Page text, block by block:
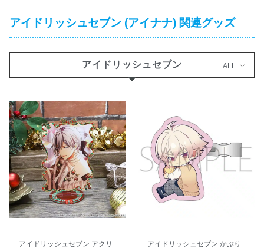
アイドリッシュセブン (アイナナ) 関連グッズ
アイドリッシュセブン ALL
アイドリッシュセブン アクリ アイドリッシュセブン かぷり